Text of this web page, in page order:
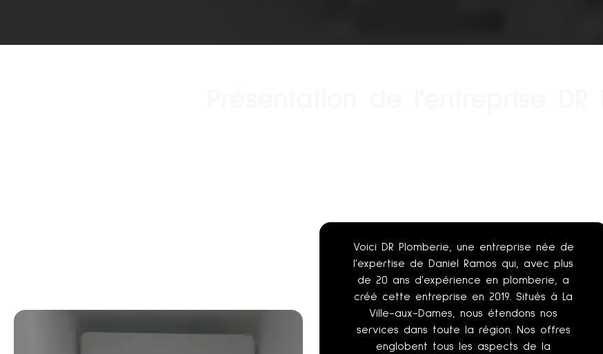
Voici DR Plomberie, une entreprise née de
l'expertise de Daniel Ramos qui, avec plus
de 20 ans d'expérience en plomberie, a
créé cette entreprise en 2019. Situés à La
Ville-aux-Dames, nous étendons nos
services dans toute la région. Nos offres
englobent tous les aspects de la